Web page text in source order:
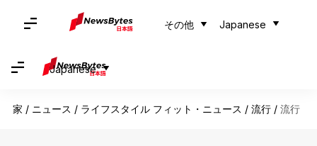
その他 Japanese
Japanese
家 / ニュース / ライフスタイル フィット・ニュース / 流行 / 流行